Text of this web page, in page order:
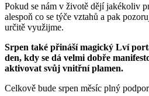
Pokud se nám v životě dějí jakékoliv
alespoň co se týče vztahů a pak
určitě využijme.
Srpen také přináší magický Lví
den, kdy se dá velmi dobře
aktivovat svůj vnitřní plamen.
Celkově bude srpen měsíc plný